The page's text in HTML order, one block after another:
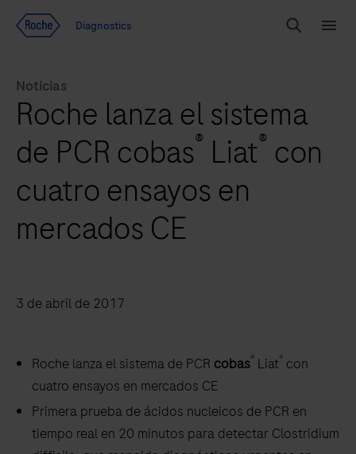
Diagnostics
Buscar
Noticias
Roche lanza el sistema
de PCR cobas® Liat® con
cuatro ensayos en
mercados CE
3 de abril de 2017
Roche lanza el sistema de PCR cobas® Liat® con
cuatro ensayos en mercados CE
Primera prueba de ácidos nucleicos de PCR en
tiempo real en 20 minutos para detectar Clostridium